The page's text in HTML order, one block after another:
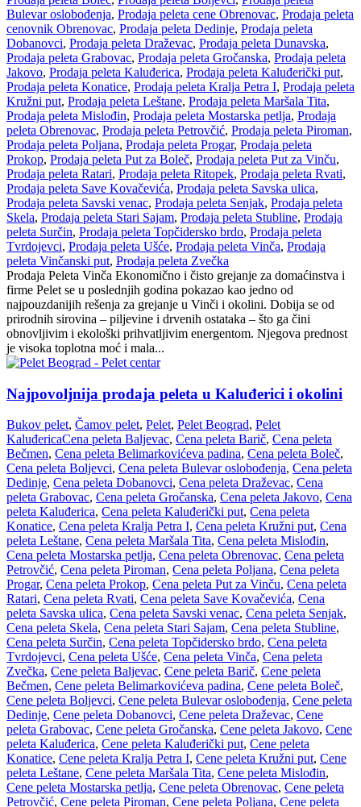
Bulevar oslobođenja, Prodaja peleta cene Obrenovac, Prodaja peleta
cenovnik Obrenovac, Prodaja peleta Dedinje, Prodaja peleta
Dobanovci, Prodaja peleta Draževac, Prodaja peleta Dunavska,
Prodaja peleta Grabovac, Prodaja peleta Gročanska, Prodaja peleta
Jakovo, Prodaja peleta Kaluđerica, Prodaja peleta Kaluđerički put,
Prodaja peleta Konatice, Prodaja peleta Kralja Petra I, Prodaja peleta
Kružni put, Prodaja peleta Leštane, Prodaja peleta Maršala Tita,
Prodaja peleta Mislođin, Prodaja peleta Mostarska petlja, Prodaja
peleta Obrenovac, Prodaja peleta Petrovčić, Prodaja peleta Piroman,
Prodaja peleta Poljana, Prodaja peleta Progar, Prodaja peleta
Prokop, Prodaja peleta Put za Boleč, Prodaja peleta Put za Vinču,
Prodaja peleta Ratari, Prodaja peleta Ritopek, Prodaja peleta Rvati,
Prodaja peleta Save Kovačevića, Prodaja peleta Savska ulica,
Prodaja peleta Savski venac, Prodaja peleta Senjak, Prodaja peleta
Skela, Prodaja peleta Stari Sajam, Prodaja peleta Stubline, Prodaja
peleta Surčin, Prodaja peleta Topčidersko brdo, Prodaja peleta
Tvrdojevci, Prodaja peleta Ušće, Prodaja peleta Vinča, Prodaja
peleta Vinčanski put, Prodaja peleta Zvečka
Prodaja Peleta Vinča Ekonomično i čisto grejanje za domaćinstva i
firme Pelet se u poslednjih godina pokazao kao jedno od
najpouzdanijih rešenja za grejanje u Vinči i okolini. Dobija se od
prirodnih sirovina – piljevine i drvenih ostataka – što ga čini
obnovljivim i ekološki prihvatljivim energentom. Njegova prednost
je visoka toplotna moć i mala...
Najpovoljnija prodaja peleta u Kaluđerici i okolini
Bukov pelet, Čamov pelet, Pelet, Pelet Beograd, Pelet
KaluđericaCena peleta Baljevac, Cena peleta Barič, Cena peleta
Bečmen, Cena peleta Belimarkovićeva padina, Cena peleta Boleč,
Cena peleta Boljevci, Cena peleta Bulevar oslobođenja, Cena peleta
Dedinje, Cena peleta Dobanovci, Cena peleta Draževac, Cena
peleta Grabovac, Cena peleta Gročanska, Cena peleta Jakovo, Cena
peleta Kaluđerica, Cena peleta Kaluđerički put, Cena peleta
Konatice, Cena peleta Kralja Petra I, Cena peleta Kružni put, Cena
peleta Leštane, Cena peleta Maršala Tita, Cena peleta Mislođin,
Cena peleta Mostarska petlja, Cena peleta Obrenovac, Cena peleta
Petrovčić, Cena peleta Piroman, Cena peleta Poljana, Cena peleta
Progar, Cena peleta Prokop, Cena peleta Put za Vinču, Cena peleta
Ratari, Cena peleta Rvati, Cena peleta Save Kovačevića, Cena
peleta Savska ulica, Cena peleta Savski venac, Cena peleta Senjak,
Cena peleta Skela, Cena peleta Stari Sajam, Cena peleta Stubline,
Cena peleta Surčin, Cena peleta Topčidersko brdo, Cena peleta
Tvrdojevci, Cena peleta Ušće, Cena peleta Vinča, Cena peleta
Zvečka, Cene peleta Baljevac, Cene peleta Barič, Cene peleta
Bečmen, Cene peleta Belimarkovićeva padina, Cene peleta Boleč,
Cene peleta Boljevci, Cene peleta Bulevar oslobođenja, Cene peleta
Dedinje, Cene peleta Dobanovci, Cene peleta Draževac, Cene
peleta Grabovac, Cene peleta Gročanska, Cene peleta Jakovo, Cene
peleta Kaluđerica, Cene peleta Kaluđerički put, Cene peleta
Konatice, Cene peleta Kralja Petra I, Cene peleta Kružni put, Cene
peleta Leštane, Cene peleta Maršala Tita, Cene peleta Mislođin,
Cene peleta Mostarska petlja, Cene peleta Obrenovac, Cene peleta
Petrovčić, Cene peleta Piroman, Cene peleta Poljana, Cene peleta